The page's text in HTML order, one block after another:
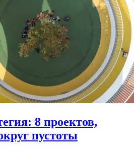
8 проектов,
пустоты